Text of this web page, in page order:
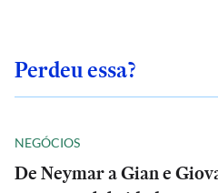
Perdeu essa?
NEGÓCIOS
De Neymar a Gian e